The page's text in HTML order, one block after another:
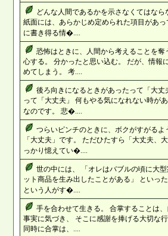
どんな人間であるかを示さなくてはな
紙面には、あらかじめ定められた項目があ
に書き得る情�....
恐怖はときに、人間から考えることを
心する。 分かったと思い込む。 だが、情報
めてしまう。 考....
後ろ向きになるときがあったって「大
って「大丈夫」 何もやる気になれない時が
なのです。 悲�....
つらいピンチのときに、ボクがすがる
「大丈夫」です。 ただひたすら「大丈夫、
っかり憶えてい�....
世の中には、 「オレはバブルの頃に大
ット商品を生み出したことがある」 といっ
という人がす�....
手を合わせて生きる。 合掌することは
事実に気づき、 そこに感謝を捧げる大切な
同時に合掌は、....